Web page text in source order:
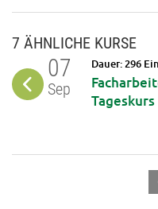
7 ÄHNLICHE KURSE
07
Sep
Dauer: 296